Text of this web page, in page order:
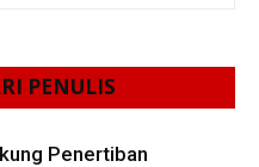
PENULIS
Penertiban